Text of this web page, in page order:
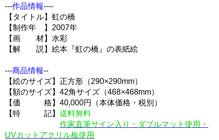
---作品情報----
【タイトル】虹の橋
【制作年 】2007年
【画 材】水彩
【解 説】絵本『虹の橋』の表紙絵
---商品情報--
【絵のサイズ】正方形（290×290mm）
【額のサイズ】42角サイズ（468×468mm）
【価 格】40,000円（本体価格・税別）
【特 記】 送料無料
作家直筆サイン入り・ダブルマット使用・
UVカットアクリル板使用